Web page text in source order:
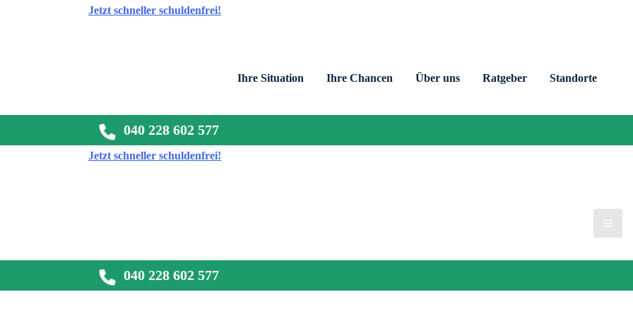
Jetzt schneller schuldenfrei!
Ihre Situation Ihre Chancen Über uns Ratgeber Standorte
040 228 602 577
Jetzt schneller schuldenfrei!
040 228 602 577